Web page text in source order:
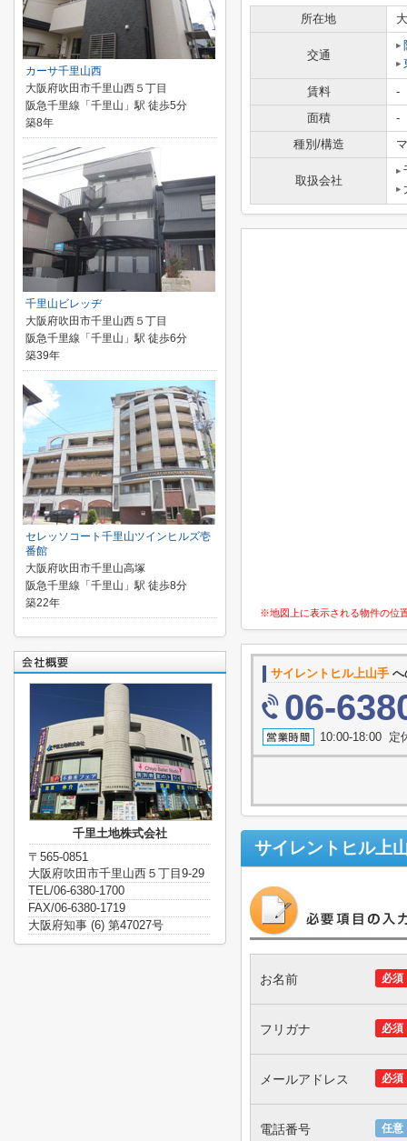
所在地
交通
賃料
-
面積
-
種別/構造
取扱会社
※地図上に表示される物件の位
サイレントヒル上山手 へ
06-
10:00-18:00 定
サイレントヒル上
必須
お名前
必須
フリガナ
必須
メールアドレス
任意
電話番号
カーサ千里山西
大阪府吹田市千里山西５丁目
阪急千里線「千里山」駅 徒歩5分
築8年
千里山ビレッヂ
大阪府吹田市千里山西５丁目
阪急千里線「千里山」駅 徒歩6分
築39年
セレッソコート千里山ツインヒルズ壱
番館
大阪府吹田市千里山高塚
阪急千里線「千里山」駅 徒歩8分
築22年
千里土地株式会社
〒565-0851
大阪府吹田市千里山西５丁目9-29
TEL/06-6380-1700
FAX/06-6380-1719
大阪府知事 (6) 第47027号